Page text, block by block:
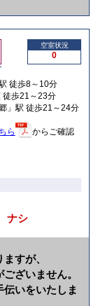
か
け
る
空室状況
0
徒歩8～10分
徒歩21～23分
」駅 徒歩21～24分
ら
からご確認
ナシ
すが、
ざいません。
いをいたしま